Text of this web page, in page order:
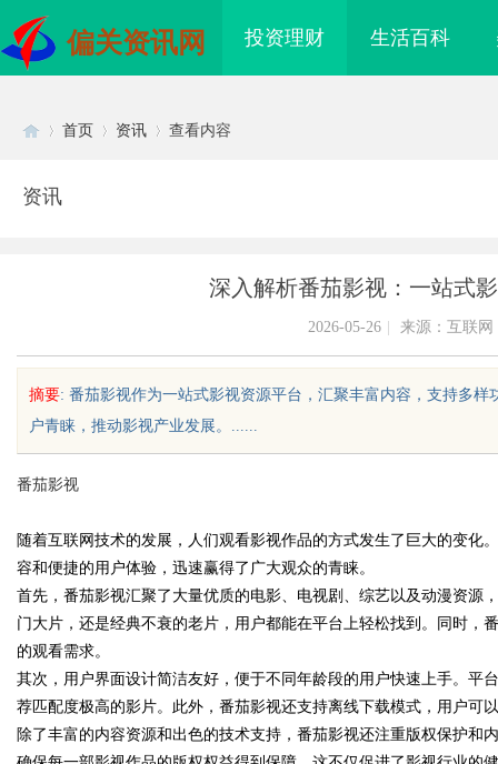
偏关资讯网 投资理财 生活百科
uz
首页 资讯 查看内容
资讯
深入解析番茄影视：一站式
2026-05-26 来源：互联网
摘要: 番茄影视作为一站式影视资源平台，汇聚丰富内容，支持多
户青睐，推动影视产业发展。......
番茄影视
随着互联网技术的发展，人们观看影视作品的方式发生了巨大的变化
容和便捷的用户体验，迅速赢得了广大观众的青睐。
首先，番茄影视汇聚了大量优质的电影、电视剧、综艺以及动漫资源
门大片，还是经典不衰的老片，用户都能在平台上轻松找到。同时，
的观看需求。
其次，用户界面设计简洁友好，便于不同年龄段的用户快速上手。平
荐匹配度极高的影片。此外，番茄影视还支持离线下载模式，用户可
除了丰富的内容资源和出色的技术支持，番茄影视还注重版权保护和
地路径，天创信用
金融智能升级